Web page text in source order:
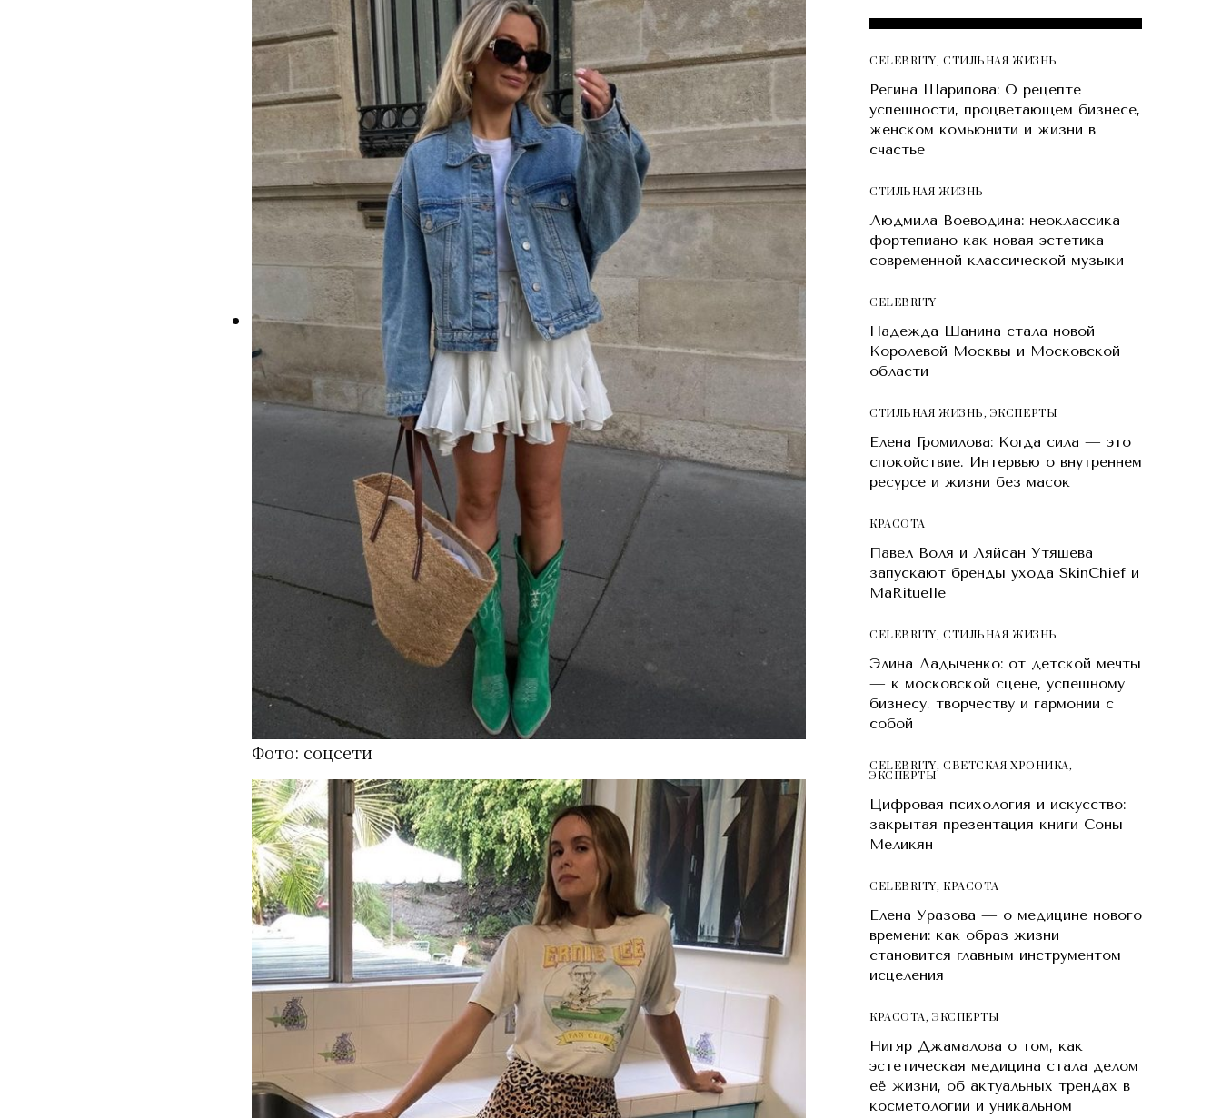
Фото: соцсети
CELEBRITY,СТИЛЬНАЯ ЖИЗНЬ
Регина Шарипова: О рецепте
успешности, процветающем бизнесе,
женском комьюнити и жизни в
счастье
СТИЛЬНАЯ ЖИЗНЬ
Людмила Воеводина: неоклассика
фортепиано как новая эстетика
современной классической музыки
CELEBRITY
Надежда Шанина стала новой
Королевой Москвы и Московской
области
СТИЛЬНАЯ ЖИЗНЬ, ЭКСПЕРТЫ
Елена Громилова: Когда сила — это
спокойствие. Интервью о внутреннем
ресурсе и жизни без масок
КРАСОТA
Павел Воля и Ляйсан Утяшева
запускают бренды ухода SkinChief и
MaRituelle
CELEBRITY,СТИЛЬНАЯ ЖИЗНЬ
Элина Ладыченко: от детской мечты
— к московской сцене, успешному
бизнесу, творчеству и гармонии с
собой
CELEBRITY,СВЕТСКАЯ ХРОНИКА,
ЭКСПЕРТЫ
Цифровая психология и искусство:
закрытая презентация книги Соны
Меликян
CELEBRITY, КРАСОТA
Елена Уразова — о медицине нового
времени: как образ жизни
становится главным инструментом
исцеления
КРАСОТA, ЭКСПЕРТЫ
Нигяр Джамалова о том, как
эстетическая медицина стала делом
её жизни, об актуальных трендах в
косметологии и уникальном